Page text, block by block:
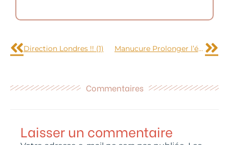
Direction Londres !! (1) Manucure Prolonger l’été
Commentaires
Laisser un commentaire